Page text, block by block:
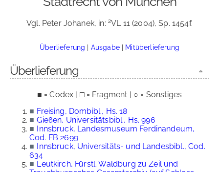
Vgl. Peter Johanek, in: 2VL 11 (2004), Sp. 1454f.
Überlieferung | Ausgabe| Mitüberlieferung
Überlieferung
■ = Codex | □ = Fragment | ○ = Sonstiges
■ Freising, Dombibl., Hs. 18
■ Gießen, Universitätsbibl., Hs. 996
■ Innsbruck, Landesmuseum Ferdinandeum,
Cod. FB 2699
■ Innsbruck, Universitäts- und Landesbibl., Cod.
634
■ Leutkirch, Fürstl. Waldburg zu Zeil und